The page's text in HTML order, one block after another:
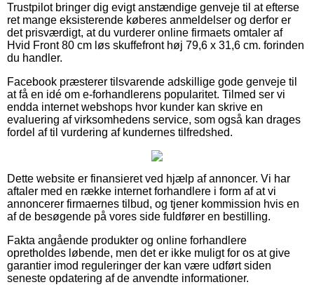
Trustpilot bringer dig evigt anstændige genveje til at efterse
ret mange eksisterende køberes anmeldelser og derfor er
det prisværdigt, at du vurderer online firmaets omtaler af
Hvid Front 80 cm løs skuffefront høj 79,6 x 31,6 cm. forinden
du handler.
Facebook præsterer tilsvarende adskillige gode genveje til
at få en idé om e-forhandlerens popularitet. Tilmed ser vi
endda internet webshops hvor kunder kan skrive en
evaluering af virksomhedens service, som også kan drages
fordel af til vurdering af kundernes tilfredshed.
Dette website er finansieret ved hjælp af annoncer. Vi har
aftaler med en række internet forhandlere i form af at vi
annoncerer firmaernes tilbud, og tjener kommission hvis en
af de besøgende på vores side fuldfører en bestilling.
Fakta angående produkter og online forhandlere
opretholdes løbende, men det er ikke muligt for os at give
garantier imod reguleringer der kan være udført siden
seneste opdatering af de anvendte informationer.